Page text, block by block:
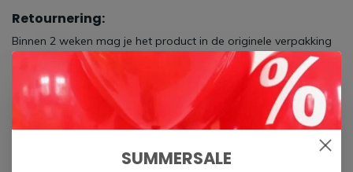
Retournering:
Binnen 2 weken mag je het product in de originele verpakking
en nieuwstaat retourneren in de winkel of retour zenden.
Bij vragen:
Opzoek naar meer informatie? Neem dan contactmet ons op
SUMMERSALE